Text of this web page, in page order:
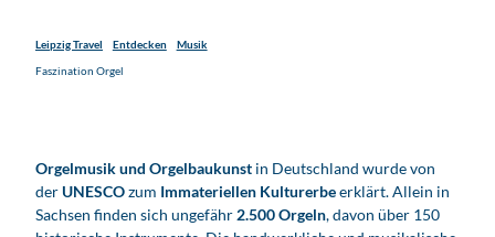
Leipzig Travel Entdecken
Musik
Faszination Orgel
Orgelmusik und Orgelbaukunst in Deutschland wurde von
derUNESCOzum Immateriellen Kulturerbeerklärt. Allein in
Sachsen finden sich ungefähr 2.500 Orgeln, davon über 150